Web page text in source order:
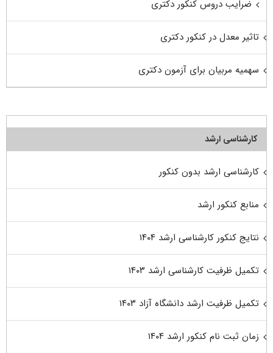
ضرایب دروس کنکور دکتری
تاثیر معدل در کنکور دکتری
سهمیه مربیان برای آزمون دکتری
کارشناسی ارشد
کارشناسی ارشد بدون کنکور
منابع کنکور ارشد
نتایج کنکور کارشناسی ارشد ۱۴۰۴
تکمیل ظرفیت کارشناسی ارشد ۱۴۰۳
تکمیل ظرفیت ارشد دانشگاه آزاد ۱۴۰۳
زمان ثبت نام کنکور ارشد ۱۴۰۴